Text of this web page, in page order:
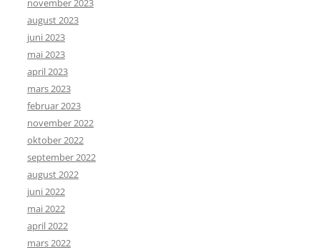
november 2023
august 2023
juni 2023
mai 2023
april 2023
mars 2023
februar 2023
november 2022
oktober 2022
september 2022
august 2022
juni 2022
mai 2022
april 2022
mars 2022